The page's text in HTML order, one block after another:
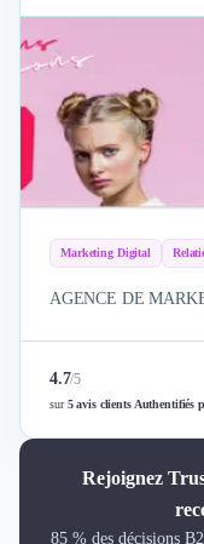
Marketing Digital
AGENCE DE
4.7/5
sur5 avis clients Authentifiés
Rejoignez
85 % des décisions